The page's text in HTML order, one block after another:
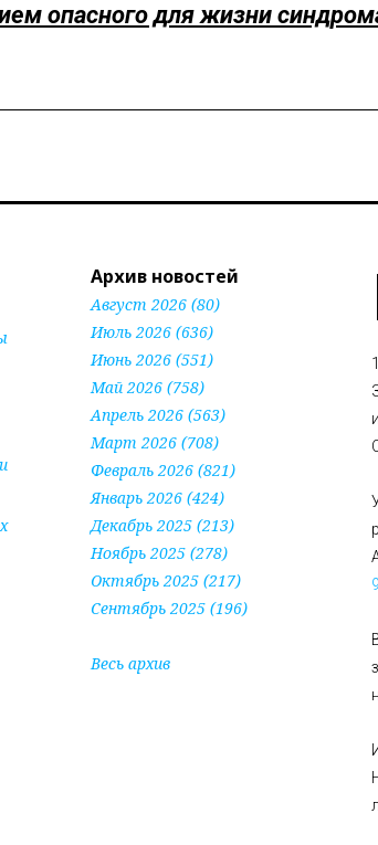
опасного для жизни
Архив новостей
Август 2026 (80)
Июль 2026 (636)
Июнь 2026 (551)
Май 2026 (758)
Апрель 2026 (563)
Март 2026 (708)
Февраль 2026 (821)
Январь 2026 (424)
Декабрь 2025 (213)
Ноябрь 2025 (278)
Октябрь 2025 (217)
Сентябрь 2025 (196)
Весь архив